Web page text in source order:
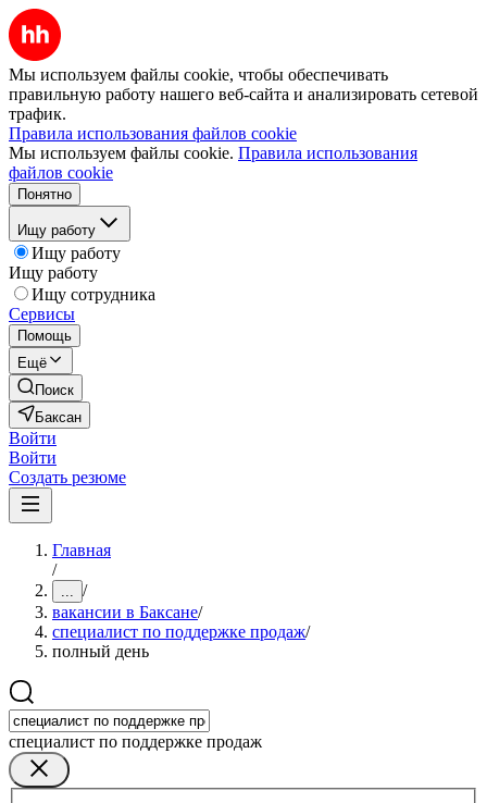
Мы используем файлы cookie, чтобы обеспечивать
правильную работу нашего веб-сайта и анализировать сетевой
трафик.
Правила использования файлов cookie
Мы используем файлы cookie. Правила использования
файлов cookie
Понятно
Ищу работу
Ищу работу
Ищу работу
Ищу сотрудника
Сервисы
Помощь
Ещё
Поиск
Баксан
Войти
Войти
Создать резюме
Главная
/
... /
вакансии в Баксане/
специалист по поддержке продаж/
полный день
специалист по поддержке продаж